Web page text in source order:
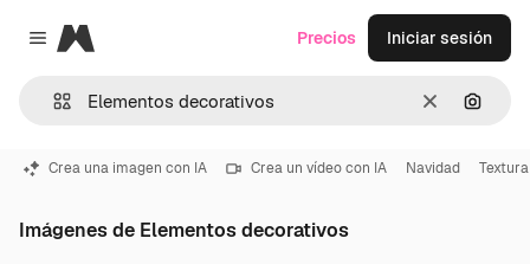
Close menu
Magnific
Borrar
Precios Iniciar sesión
Crea una imagen con IA Crea un vídeo con IA Navidad Textura
Imágenes de Elementos decorativos